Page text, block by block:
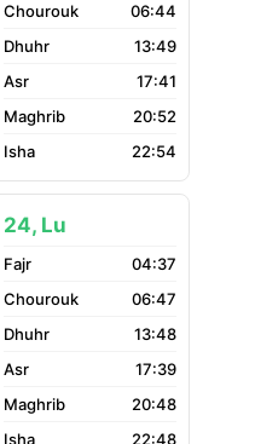
06:44
13:49
17:41
20:52
22:54
24, Lu
04:37
06:47
13:48
17:39
20:48
22:48